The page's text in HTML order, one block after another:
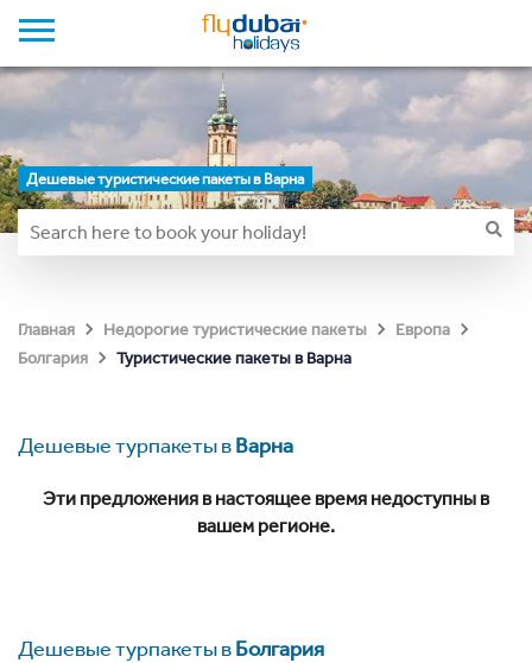
Дешевые туристические пакеты в Варна
Главная Недорогие туристические пакеты
Европа
Болгария
Туристические пакеты в Варна
Дешевые турпакеты вВарна
Эти предложения в настоящее время недоступны в
вашем регионе.
Дешевые турпакеты вБолгария